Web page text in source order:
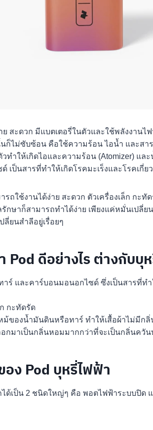
สะดวก มีแบตเตอรี่ในตัวและใช้พลังงาน
ก็ไม่ซับซ้อน คือใช้ความร้อน ไอน้ำ และส
วทำให้เกิดไอและความร้อน (Atomizer) แ
เป็นสารที่ทำให้เกิดโรคมะเร็งและโรคเกี่ย
ถใช้งานได้ง่าย สะดวก ตัวเครื่องเล็ก ก
ษาก็สามารถทำได้ง่าย เพียงแค่หมั่นเปลี่
ยนสำลีอยู่เรื่อยๆ
Pod ดีอย่างไร ต่างกับบุ
และคาร์บอนมอนอกไซด์ ซึ่งเป็นสารที่ทำ
กะทัดรัด
ม้ของน้ำมันดินหรือทาร์ ทำให้เสื้อผ้าไม่มีก
มาเป็นกลิ่นหอมมากกว่าที่จะเป็นกลิ่นควัน
อง Pod บุหรี่ไฟฟ้า
ได้เป็น 2 ชนิดใหญ่ๆ คือ พอตไฟฟ้าระบบปิ